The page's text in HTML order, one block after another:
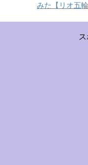
みた【リオ五